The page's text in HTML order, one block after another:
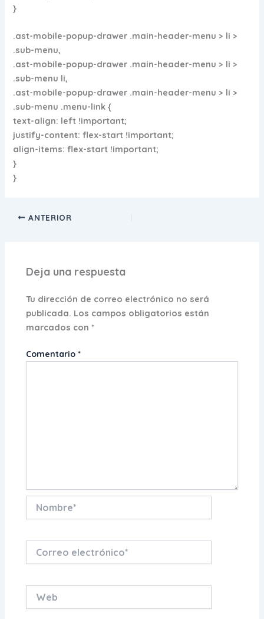
}
.ast-mobile-popup-drawer .main-header-menu > li >
.sub-menu,
.ast-mobile-popup-drawer .main-header-menu > li >
.sub-menu li,
.ast-mobile-popup-drawer .main-header-menu > li >
.sub-menu .menu-link {
text-align: left !important;
justify-content: flex-start !important;
align-items: flex-start !important;
}
}
ANTERIOR
Deja una respuesta
Tu dirección de correo electrónico no será
publicada. Los campos obligatorios están
marcados con*
Comentario*
electrónico*